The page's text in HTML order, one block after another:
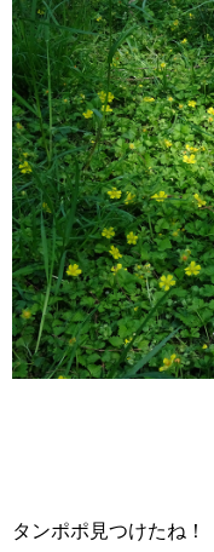
タンポポ見つけたね！